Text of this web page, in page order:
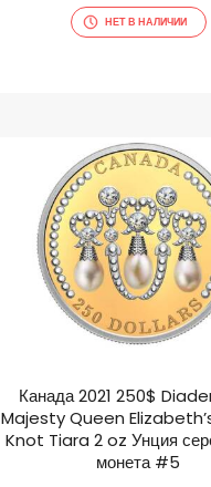
НЕТ В НАЛИЧИИ
Канада 2021 250$
Majesty Queen
Knot Tiara 2 oz Унция
монета #5